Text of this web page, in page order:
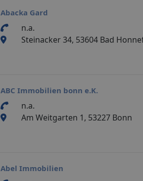
Abacka Gard
n.a.
Steinacker 34, 53604 Bad
ABC Immobilien bonn e.K.
n.a.
Am Weitgarten 1, 53227 Bonn
Abel Immobilien